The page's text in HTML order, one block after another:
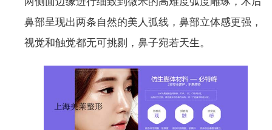
鼻部呈现出两条自然的美人弧线，鼻部立体感更强，
视觉和触觉都无可挑剔，鼻子宛若天生。